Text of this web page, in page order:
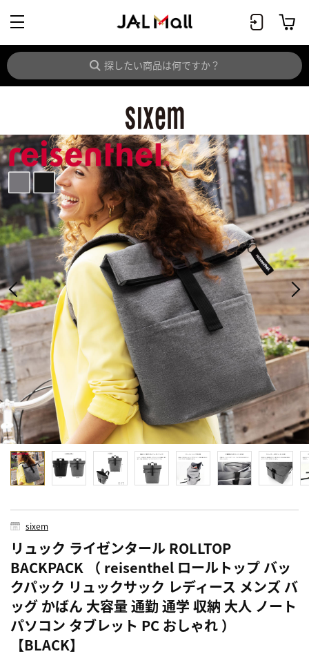
sixem
リュック ライゼンタール ROLLTOP
BACKPACK （ reisenthel ロールトップ バッ
クパック リュックサック レディース メンズ バ
ッグ かばん 大容量 通勤 通学 収納 大人 ノート
パソコン タブレット PC おしゃれ ）
【BLACK】